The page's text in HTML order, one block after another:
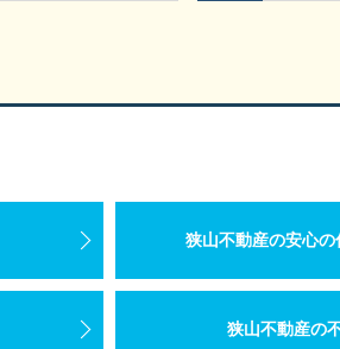
狭山不動産の安心
狭山不動産の